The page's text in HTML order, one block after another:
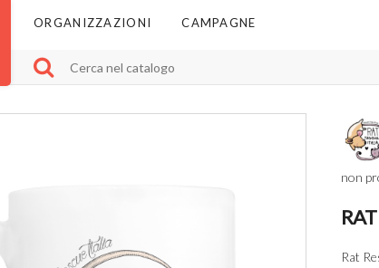
ORGANIZZAZIONI CAMPAGNE
non
Rat